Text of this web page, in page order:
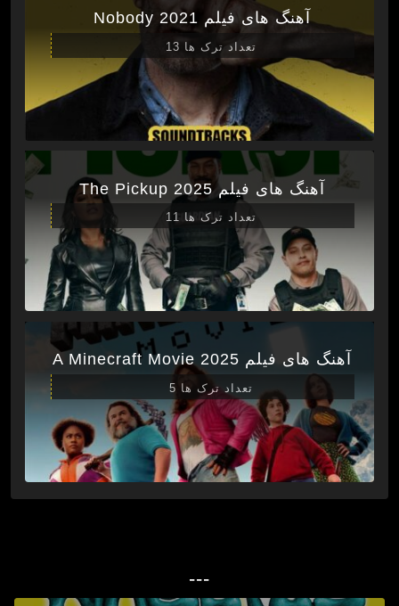
آهنگ های فیلم Nobody 2021
تعداد ترک ها 13
آهنگ های فیلم The Pickup 2025
تعداد ترک ها 11
آهنگ های فیلم A Minecraft Movie 2025
تعداد ترک ها 5
---